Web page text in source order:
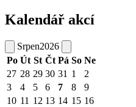
Kalendář akcí
Srpen2026
Po Út St Čt Pá So Ne
27 28 29 30 31 1
2
3
4 5 6 7 8
9
10 11 12 13 14 15 16